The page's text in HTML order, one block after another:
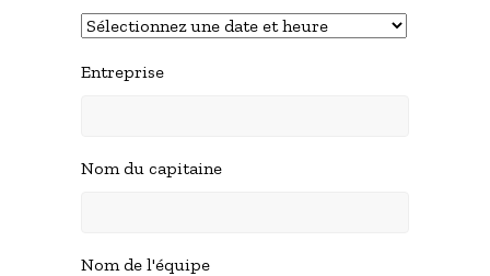
Entreprise
Nom du capitaine
Nom de l'équipe